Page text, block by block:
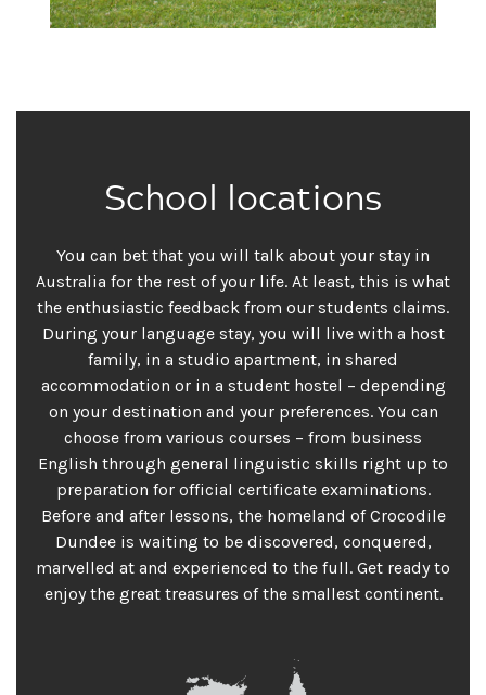
School locations
You can bet that you will talk about your stay in
Australia for the rest of your life. At least, this is what
the enthusiastic feedback from our students claims.
During your language stay, you will live with a host
family, in a studio apartment, in shared
accommodation or in a student hostel – depending
on your destination and your preferences. You can
choose from various courses – from business
English through general linguistic skills right up to
preparation for official certificate examinations.
Before and after lessons, the homeland of Crocodile
Dundee is waiting to be discovered, conquered,
marvelled at and experienced to the full. Get ready to
enjoy the great treasures of the smallest continent.